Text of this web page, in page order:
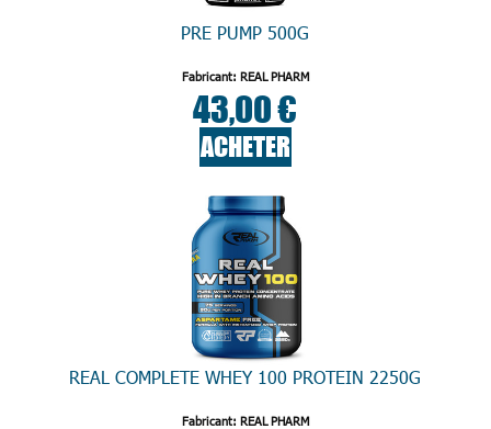
PRE PUMP 500G
Fabricant: REAL PHARM
43,00 €
ACHETER
REAL COMPLETE WHEY 100 PROTEIN 2250G
Fabricant: REAL PHARM